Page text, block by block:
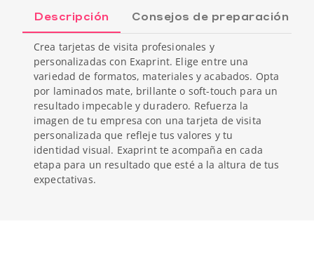
Descripción Consejos de preparación
Crea tarjetas de visita profesionales y
personalizadas con Exaprint. Elige entre una
variedad de formatos, materiales y acabados. Opta
por laminados mate, brillante o soft-touch para un
resultado impecable y duradero. Refuerza la
imagen de tu empresa con una tarjeta de visita
personalizada que refleje tus valores y tu
identidad visual. Exaprint te acompaña en cada
etapa para un resultado que esté a la altura de tus
expectativas.